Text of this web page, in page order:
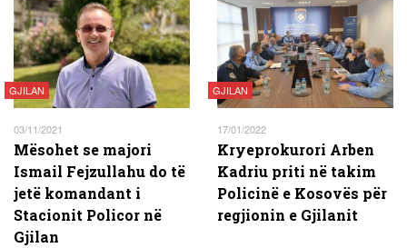
GJILAN
03/11/2021
Mësohet se majori
Ismail Fejzullahu do të
jetë komandant i
Stacionit Policor në
Gjilan
GJILAN
17/01/2022
Kryeprokurori Arben
Kadriu priti në takim
Policinë e Kosovës për
regjionin e Gjilanit